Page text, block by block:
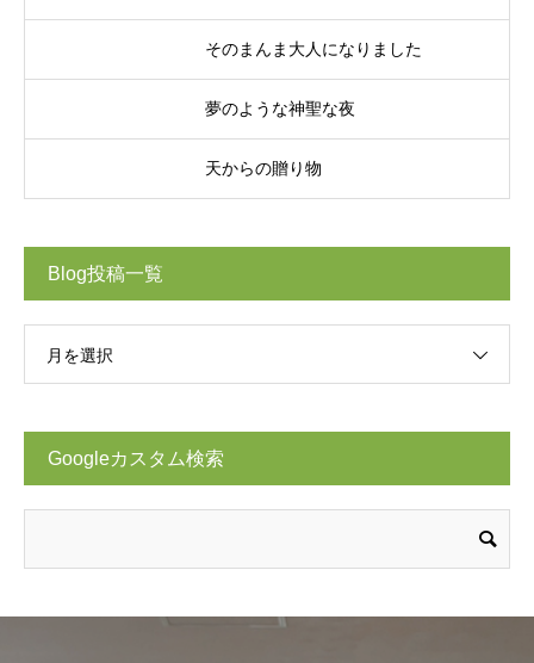
そのまんま大人になりました
夢のような神聖な夜
天からの贈り物
Blog投稿一覧
月を選択
Googleカスタム検索